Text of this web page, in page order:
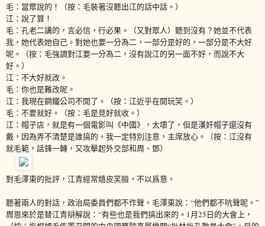
毛：當眾說的！（按：毛裝著沒聽出江的話中話。）
江：說了算！
毛：孔老二講的，言必信，行必果。（又對眾人）聽到沒有？她並不代表
我，她代表她自己。對她也要一分為二，一部分是好的，一部分是不大好
呢。（按：毛強調對江要一分為二，沒有說江的另一面不好，而說不大
好。）
江：不大好就改。
毛：你也是難改呢。
江：我現在鋼鐵公司不開了。（按：江近乎在開玩笑。）
毛：不要就好。（按：毛是見好就收。）
江：帽子店，就是有一個電影叫《中國》，太壞了，但是漢奸帽子還沒有
戴，因為弄不清楚是誰搞的。我一定特別注意，主席放心。（按：江沒有
就毛範，話鋒一轉，又攻擊起外交部和周、鄧）
對毛澤東的批評，江青經常嬉皮笑臉，不以爲意。
聽著兩人的對話，政治局委員們都不作聲。毛澤東說：“他們都不吭聲呢。”
周恩來於是替江青辯解說：“有些也是我們搞出來的。1月25日的大會上，